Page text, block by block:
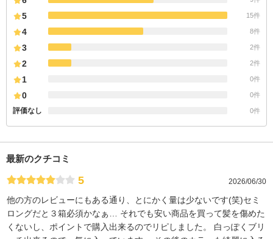
5 15件
4 8件
3 2件
2 2件
1 0件
0 0件
評価なし 0件
最新のクチコミ
5 2026/06/30
他の方のレビューにもある通り、とにかく量は少ないです(笑)セミ
ロングだと３箱必須かなぁ… それでも安い商品を買って髪を傷めた
くないし、ポイントで購入出来るのでリピしました。 白っぽくブリ